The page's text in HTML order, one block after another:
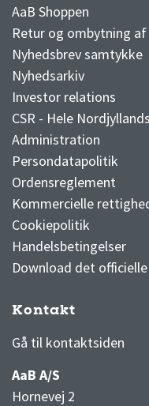
AaB Shoppen
Retur og ombytning
Nyhedsbrev samtykke
Nyhedsarkiv
Investor relations
CSR - Hele
Administration
Persondatapolitik
Ordensreglement
Kommercielle
Cookiepolitik
Handelsbetingelser
Download det
Kontakt
Gå til kontaktsiden
AaB A/S
Hornevej 2